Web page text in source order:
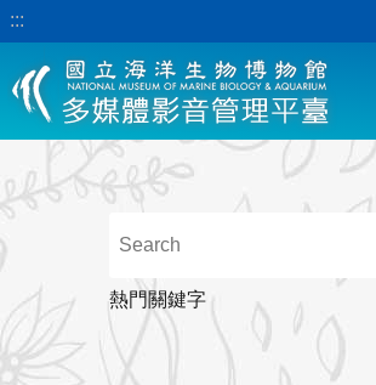
跳到主要內容區塊
:::
熱門關鍵字